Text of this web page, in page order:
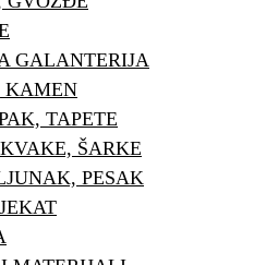
GALANTERIJA
KAMEN
TAPETE
ŠARKE
PESAK